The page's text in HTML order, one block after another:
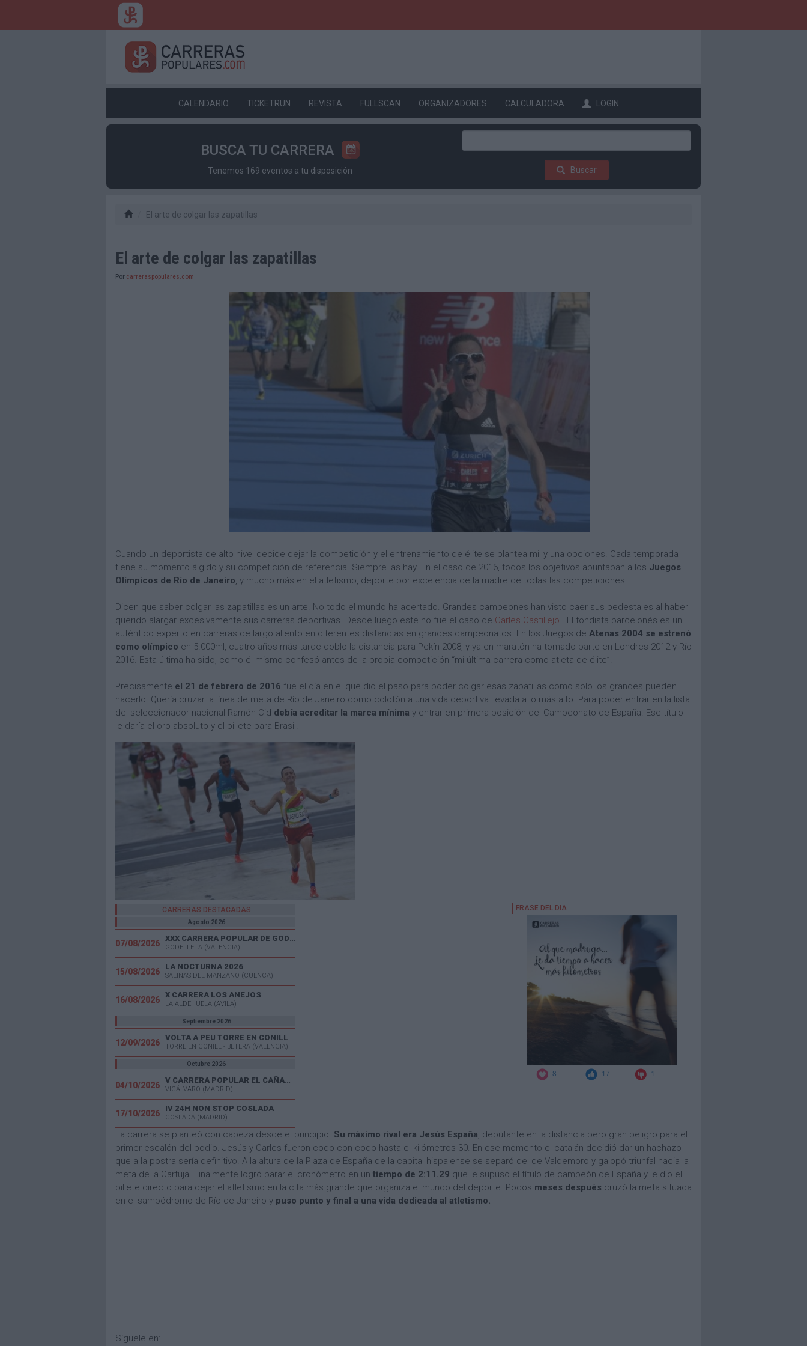
CALENDARIO TICKETRUN REVISTA FULLSCAN ORGANIZADORES CALCULADORA LOGIN
BUSCA TU CARRERA
Tenemos 169 eventos a tu disposición Buscar
El arte de colgar las zapatillas
El arte de colgar las zapatillas
Por carreraspopulares.com
Cuando un deportista de alto nivel decide dejar la competición y el entrenamiento de élite se plantea mil y una opciones. Cada temporada
tiene su momento álgido y su competición de referencia. Siempre las hay. En el caso de 2016, todos los objetivos apuntaban a los Juegos
Olímpicos de Río de Janeiro, y mucho más en el atletismo, deporte por excelencia de la madre de todas las competiciones.
Dicen que saber colgar las zapatillas es un arte. No todo el mundo ha acertado. Grandes campeones han visto caer sus pedestales al haber
querido alargar excesivamente sus carreras deportivas. Desde luego este no fue el caso de Carles Castillejo . El fondista barcelonés es un
auténtico experto en carreras de largo aliento en diferentes distancias en grandes campeonatos. En los Juegos de Atenas 2004 se estrenó
como olímpico en 5.000ml, cuatro años más tarde doblo la distancia para Pekín 2008, y ya en maratón ha tomado parte en Londres 2012 y Río
2016. Esta última ha sido, como él mismo confesó antes de la propia competición “mi última carrera como atleta de élite”.
Precisamente el 21 de febrero de 2016 fue el día en el que dio el paso para poder colgar esas zapatillas como solo los grandes pueden
hacerlo. Quería cruzar la línea de meta de Río de Janeiro como colofón a una vida deportiva llevada a lo más alto. Para poder entrar en la lista
del seleccionador nacional Ramón Cid debía acreditar la marca mínima y entrar en primera posición del Campeonato de España. Ese título
le daría el oro absoluto y el billete para Brasil.
CARRERAS DESTACADAS
Agosto 2026
07/08/2026
XXX CARRERA POPULAR DE GODELLETA
GODELLETA (VALENCIA)
15/08/2026
LA NOCTURNA 2026
SALINAS DEL MANZANO (CUENCA)
16/08/2026
X CARRERA LOS ANEJOS
LA ALDEHUELA (AVILA)
Septiembre 2026
12/09/2026
VOLTA A PEU TORRE EN CONILL
TORRE EN CONILL - BETERA (VALENCIA)
Octubre 2026
04/10/2026
V CARRERA POPULAR EL CAÑAVERAL
VICÁLVARO (MADRID)
17/10/2026
IV 24H NON STOP COSLADA
COSLADA (MADRID)
La carrera se planteó con cabeza desde el principio. Su máximo rival era Jesús España, debutante en la distancia pero gran peligro para el
primer escalón del podio. Jesús y Carles fueron codo con codo hasta el kilómetros 30. En ese momento el catalán decidió dar un hachazo
que a la postra sería definitivo. A la altura de la Plaza de España de la capital hispalense se separó del de Valdemoro y galopó triunfal hacia la
meta de la Cartuja. Finalmente logró parar el cronómetro en un tiempo de 2:11.29 que le supuso el título de campeón de España y le dio el
billete directo para dejar el atletismo en la cita más grande que organiza el mundo del deporte. Pocos meses después cruzó la meta situada
en el sambódromo de Río de Janeiro y puso punto y final a una vida dedicada al atletismo.
Síguele en: